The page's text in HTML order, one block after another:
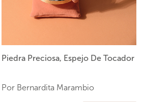
Piedra Preciosa, Espejo De Tocador
Por Bernardita Marambio